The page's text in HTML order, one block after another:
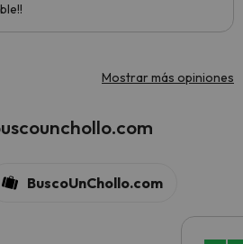
Mostrar más opiniones
BuscoUnChollo.com